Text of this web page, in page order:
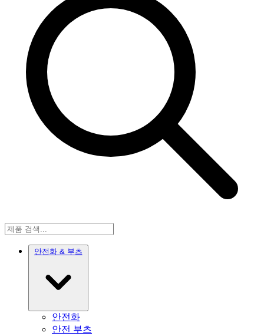
안전화 & 부츠
안전화
안전 부츠